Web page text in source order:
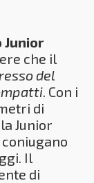
Junior
che il
del
. Con i
di
Junior
Il
di